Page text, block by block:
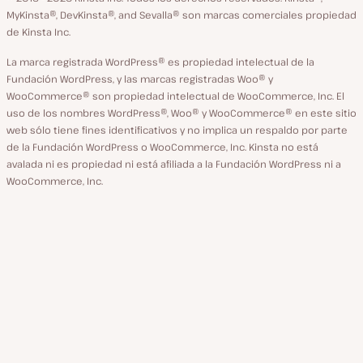
MyKinsta®, DevKinsta®, and Sevalla® son marcas comerciales propiedad
de Kinsta Inc.
La marca registrada WordPress® es propiedad intelectual de la
Fundación WordPress, y las marcas registradas Woo® y
WooCommerce® son propiedad intelectual de WooCommerce, Inc. El
uso de los nombres WordPress®, Woo® y WooCommerce® en este sitio
web sólo tiene fines identificativos y no implica un respaldo por parte
de la Fundación WordPress o WooCommerce, Inc. Kinsta no está
avalada ni es propiedad ni está afiliada a la Fundación WordPress ni a
WooCommerce, Inc.